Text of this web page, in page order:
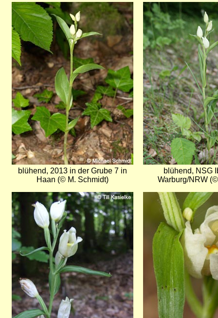
Bild
blühend, 2013 in der Grube 7 in
Haan (© M. Schmidt)
Bild
blühend, NSG
Warburg/NRW
Bild